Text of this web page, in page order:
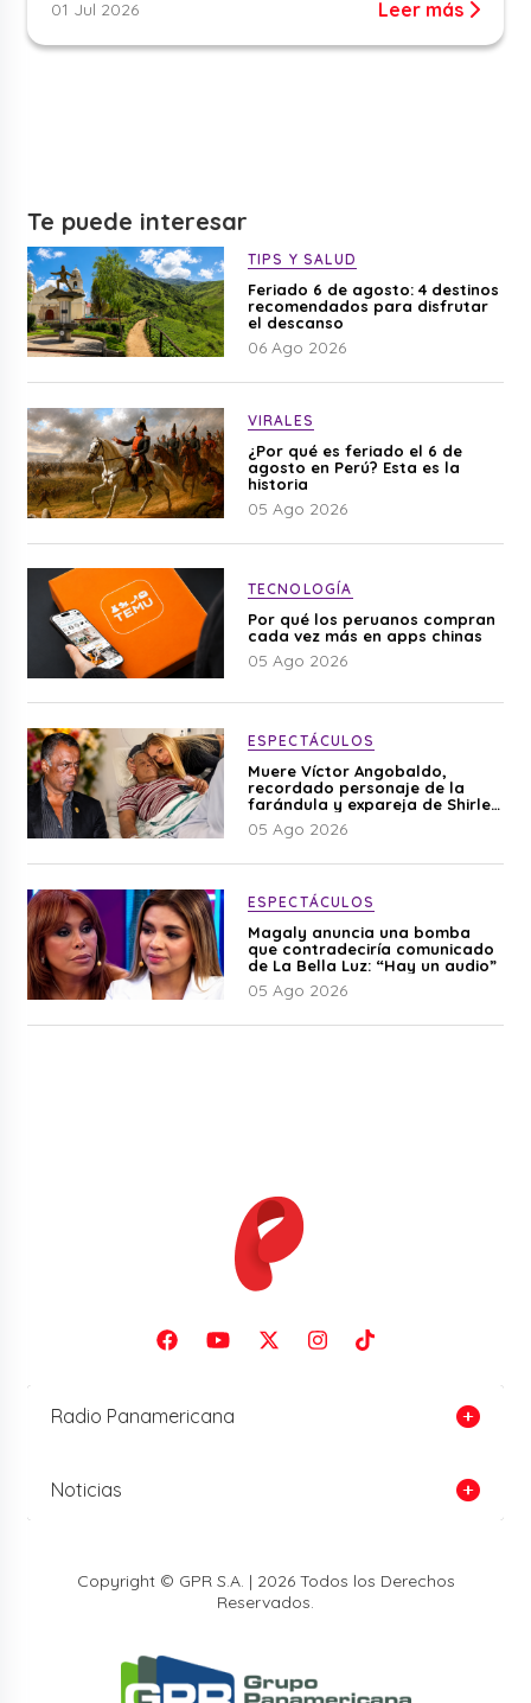
01 Jul 2026 Leer más
Te puede interesar
TIPS Y SALUD
Feriado 6 de agosto: 4 destinos
recomendados para disfrutar
el descanso
06 Ago 2026
VIRALES
¿Por qué es feriado el 6 de
agosto en Perú? Esta es la
historia
05 Ago 2026
TECNOLOGÍA
Por qué los peruanos compran
cada vez más en apps chinas
05 Ago 2026
ESPECTÁCULOS
Muere Víctor Angobaldo,
recordado personaje de la
farándula y expareja de Shirley
Cherres
05 Ago 2026
ESPECTÁCULOS
Magaly anuncia una bomba
que contradeciría comunicado
de La Bella Luz: “Hay un audio”
05 Ago 2026
Radio Panamericana
Noticias
Copyright © GPR S.A. | 2026 Todos los Derechos
Reservados.